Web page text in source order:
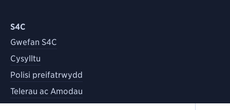
S4C
Gwefan S4C
Cysylltu
Polisi preifatrwydd
Telerau ac Amodau